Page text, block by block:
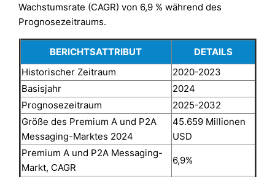
Wachstumsrate (CAGR) von 6,9 % während des
Prognosezeitraums.
BERICHTSATTRIBUT
DETAILS
Historischer Zeitraum
2020-2023
Basisjahr
2024
Prognosezeitraum
2025-2032
Größe des Premium A und P2A
Messaging-Marktes 2024
45.659 Millionen
USD
Premium A und P2A Messaging-
Markt, CAGR
6,9%